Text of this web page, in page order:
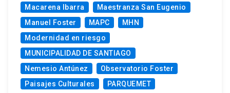
Macarena Ibarra
Maestranza San Eugenio
Manuel Foster
MAPC
MHN
Modernidad en riesgo
MUNICIPALIDAD DE SANTIAGO
Nemesio Antúnez
Observatorio Foster
Paisajes Culturales
PARQUEMET